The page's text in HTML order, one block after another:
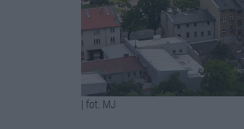
| fot. MJ